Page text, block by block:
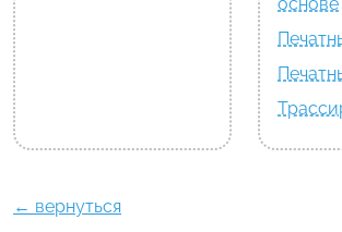
← вернуться